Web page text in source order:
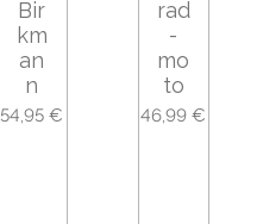
Bir
km
an
n
54,95 €
rad
-
mo
to
46,99 €